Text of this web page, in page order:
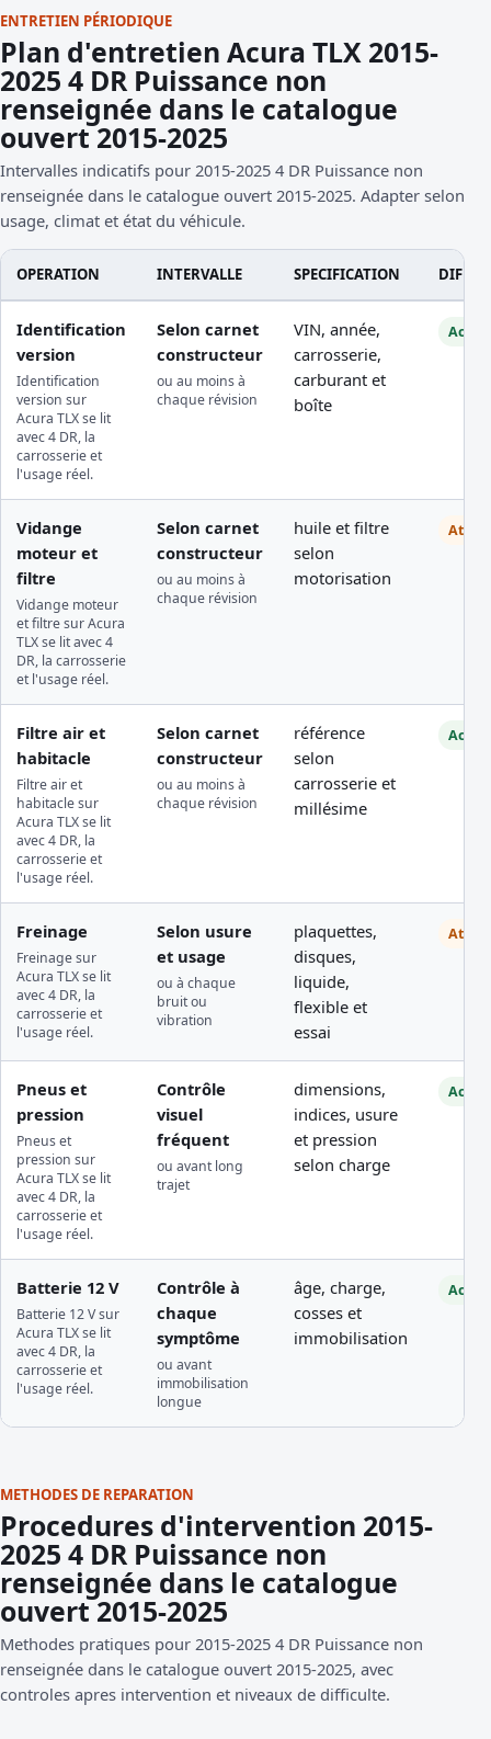
ENTRETIEN PÉRIODIQUE
Plan d'entretien Acura TLX 2015-
2025 4 DR Puissance non
renseignée dans le catalogue
ouvert 2015-2025
Intervalles indicatifs pour 2015-2025 4 DR Puissance non
renseignée dans le catalogue ouvert 2015-2025. Adapter selon
usage, climat et état du véhicule.
OPERATION INTERVALLE SPECIFICATION
Identification
version
Identification
version sur
Acura TLX se lit
avec 4 DR, la
carrosserie et
l'usage réel.
Selon carnet
constructeur
ou au moins à
chaque révision
VIN, année,
carrosserie,
carburant et
boîte
Vidange
moteur et
filtre
Vidange moteur
et filtre sur Acura
TLX se lit avec 4
DR, la carrosserie
et l'usage réel.
Selon carnet
constructeur
ou au moins à
chaque révision
huile et filtre
selon
motorisation
Filtre air et
habitacle
Filtre air et
habitacle sur
Acura TLX se lit
avec 4 DR, la
carrosserie et
l'usage réel.
Selon carnet
constructeur
ou au moins à
chaque révision
référence
selon
carrosserie et
millésime
Freinage
Freinage sur
Acura TLX se lit
avec 4 DR, la
carrosserie et
l'usage réel.
Selon usure
et usage
ou à chaque
bruit ou
vibration
plaquettes,
disques,
liquide,
flexible et
essai
Pneus et
pression
Pneus et
pression sur
Acura TLX se lit
avec 4 DR, la
carrosserie et
l'usage réel.
Contrôle
visuel
fréquent
ou avant long
trajet
dimensions,
indices, usure
et pression
selon charge
Batterie 12 V
Batterie 12 V sur
Acura TLX se lit
avec 4 DR, la
carrosserie et
l'usage réel.
Contrôle à
chaque
symptôme
ou avant
immobilisation
longue
âge, charge,
cosses et
immobilisation
METHODES DE REPARATION
Procedures d'intervention 2015-
2025 4 DR Puissance non
renseignée dans le catalogue
ouvert 2015-2025
Methodes pratiques pour 2015-2025 4 DR Puissance non
renseignée dans le catalogue ouvert 2015-2025, avec
controles apres intervention et niveaux de difficulte.